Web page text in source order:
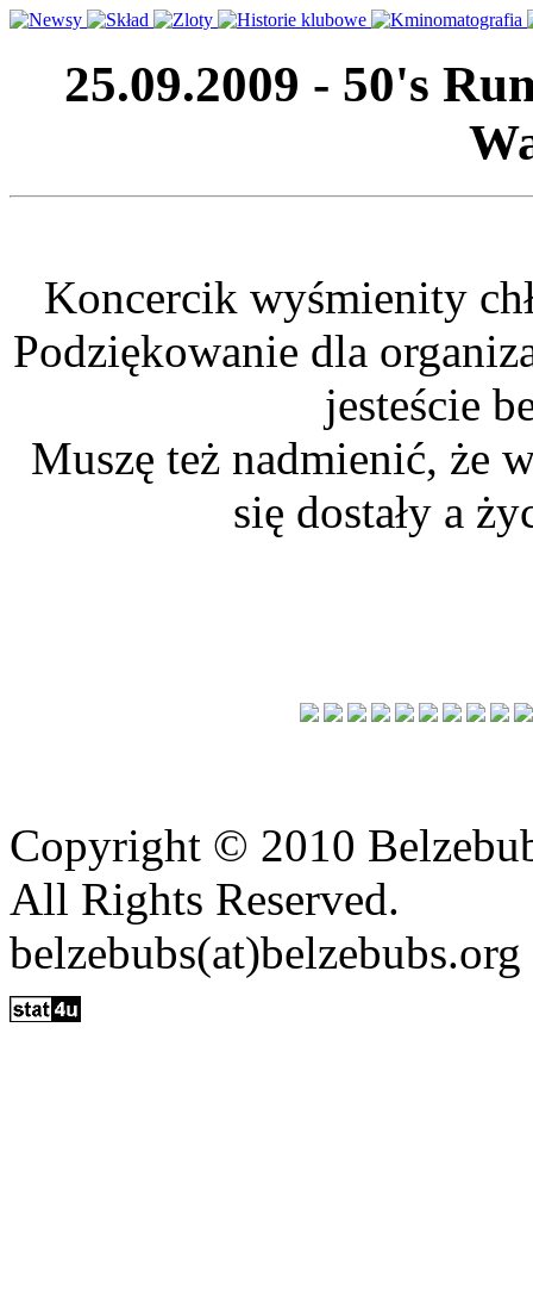
25.09.2009 - 50's
Koncercik wyśmienity
Podziękowanie dla
jesteście
Muszę też nadmienić, że
się dostały a
Copyright © 2010
All Rights Reserved.
belzebubs(at)belzebubs.org